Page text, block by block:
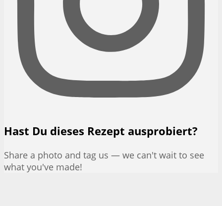
Hast Du dieses Rezept ausprobiert?
Share a photo and tag us — we can't wait to see
what you've made!